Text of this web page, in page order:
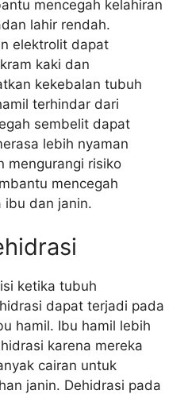
mencegah kelahiran
lahir rendah.
elektrolit dapat
kaki dan
kekebalan tubuh
terhindar dari
sembelit dapat
lebih nyaman
mengurangi risiko
mencegah
ibu dan janin.
ketika tubuh
dapat terjadi pada
hamil. Ibu hamil lebih
karena mereka
cairan untuk
janin. Dehidrasi pada